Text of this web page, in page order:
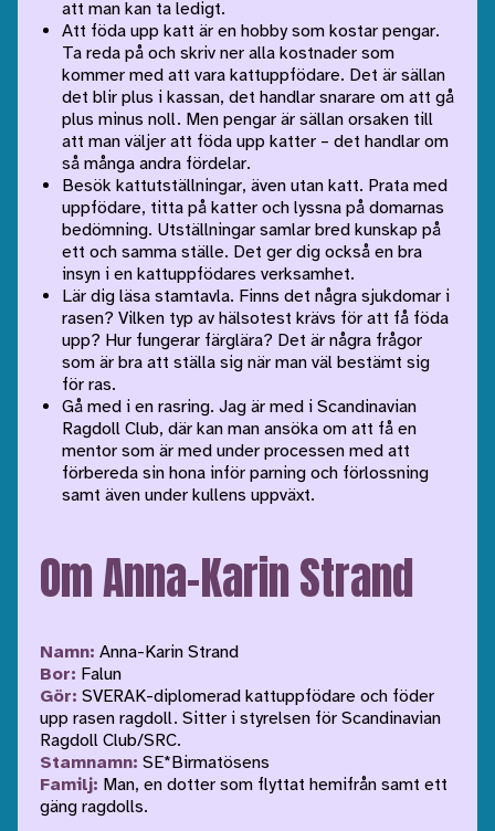
att man kan ta ledigt.
Att föda upp katt är en hobby som kostar pengar.
Ta reda på och skriv ner alla kostnader som
kommer med att vara kattuppfödare. Det är sällan
det blir plus i kassan, det handlar snarare om att gå
plus minus noll. Men pengar är sällan orsaken till
att man väljer att föda upp katter – det handlar om
så många andra fördelar.
Besök kattutställningar, även utan katt. Prata med
uppfödare, titta på katter och lyssna på domarnas
bedömning. Utställningar samlar bred kunskap på
ett och samma ställe. Det ger dig också en bra
insyn i en kattuppfödares verksamhet.
Lär dig läsa stamtavla. Finns det några sjukdomar i
rasen? Vilken typ av hälsotest krävs för att få föda
upp? Hur fungerar färglära? Det är några frågor
som är bra att ställa sig när man väl bestämt sig
för ras.
Gå med i en rasring. Jag är med i Scandinavian
Ragdoll Club, där kan man ansöka om att få en
mentor som är med under processen med att
förbereda sin hona inför parning och förlossning
samt även under kullens uppväxt.
Om Anna-Karin Strand
Namn: Anna-Karin Strand
Bor: Falun
Gör: SVERAK-diplomerad kattuppfödare och föder
upp rasen ragdoll. Sitter i styrelsen för Scandinavian
Ragdoll Club/SRC.
Stamnamn: SE*Birmatösens
Familj: Man, en dotter som flyttat hemifrån samt ett
gäng ragdolls.